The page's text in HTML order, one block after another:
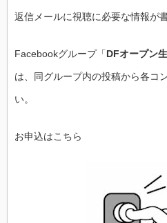
返信メールに視聴に必要な情報が
Facebookグループ「DFオープン
は、 同グループ内の投稿から各コ
い。
お申込はこちら